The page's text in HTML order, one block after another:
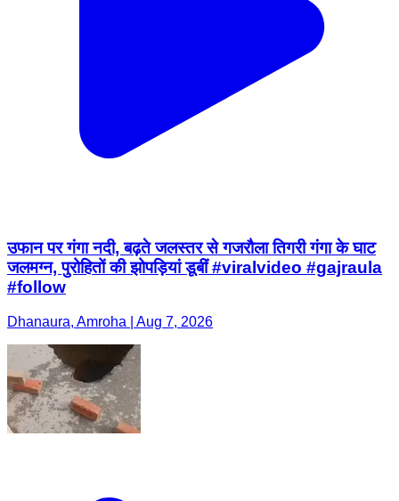
उफान पर गंगा नदी, बढ़ते जलस्तर से गजरौला तिगरी गंगा के घाट
जलमग्न, पुरोहितों की झोपड़ियां डूबीं #viralvideo #gajraula
#follow
Dhanaura, Amroha | Aug 7, 2026